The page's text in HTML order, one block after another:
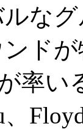
ルな
ド
率い
、